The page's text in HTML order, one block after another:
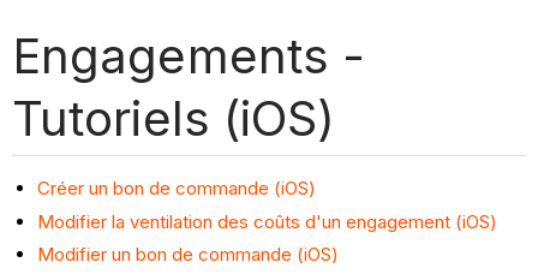
Engagements -
Tutoriels (iOS)
Créer un bon de commande (iOS)
Modifier la ventilation des coûts d'un engagement (iOS)
Modifier un bon de commande (iOS)